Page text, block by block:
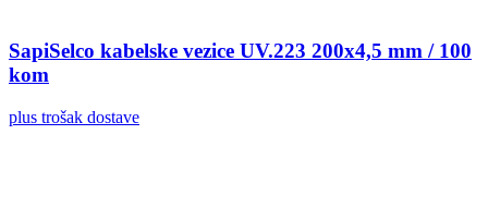
SapiSelco kabelske vezice UV.223 200x4,5 mm / 100
kom
plus trošak dostave